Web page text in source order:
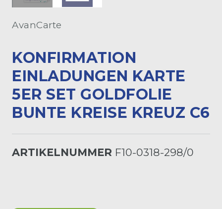
AvanCarte
KONFIRMATION
EINLADUNGEN KARTE
5ER SET GOLDFOLIE
BUNTE KREISE KREUZ C6
ARTIKELNUMMER F10-0318-298/0